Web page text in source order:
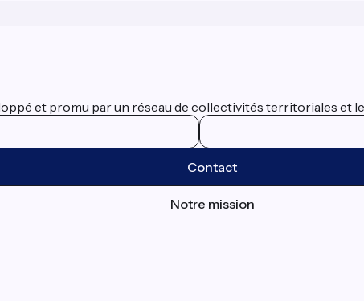
et promu par un réseau de collectivités territoriales et
Contact
Notre mission